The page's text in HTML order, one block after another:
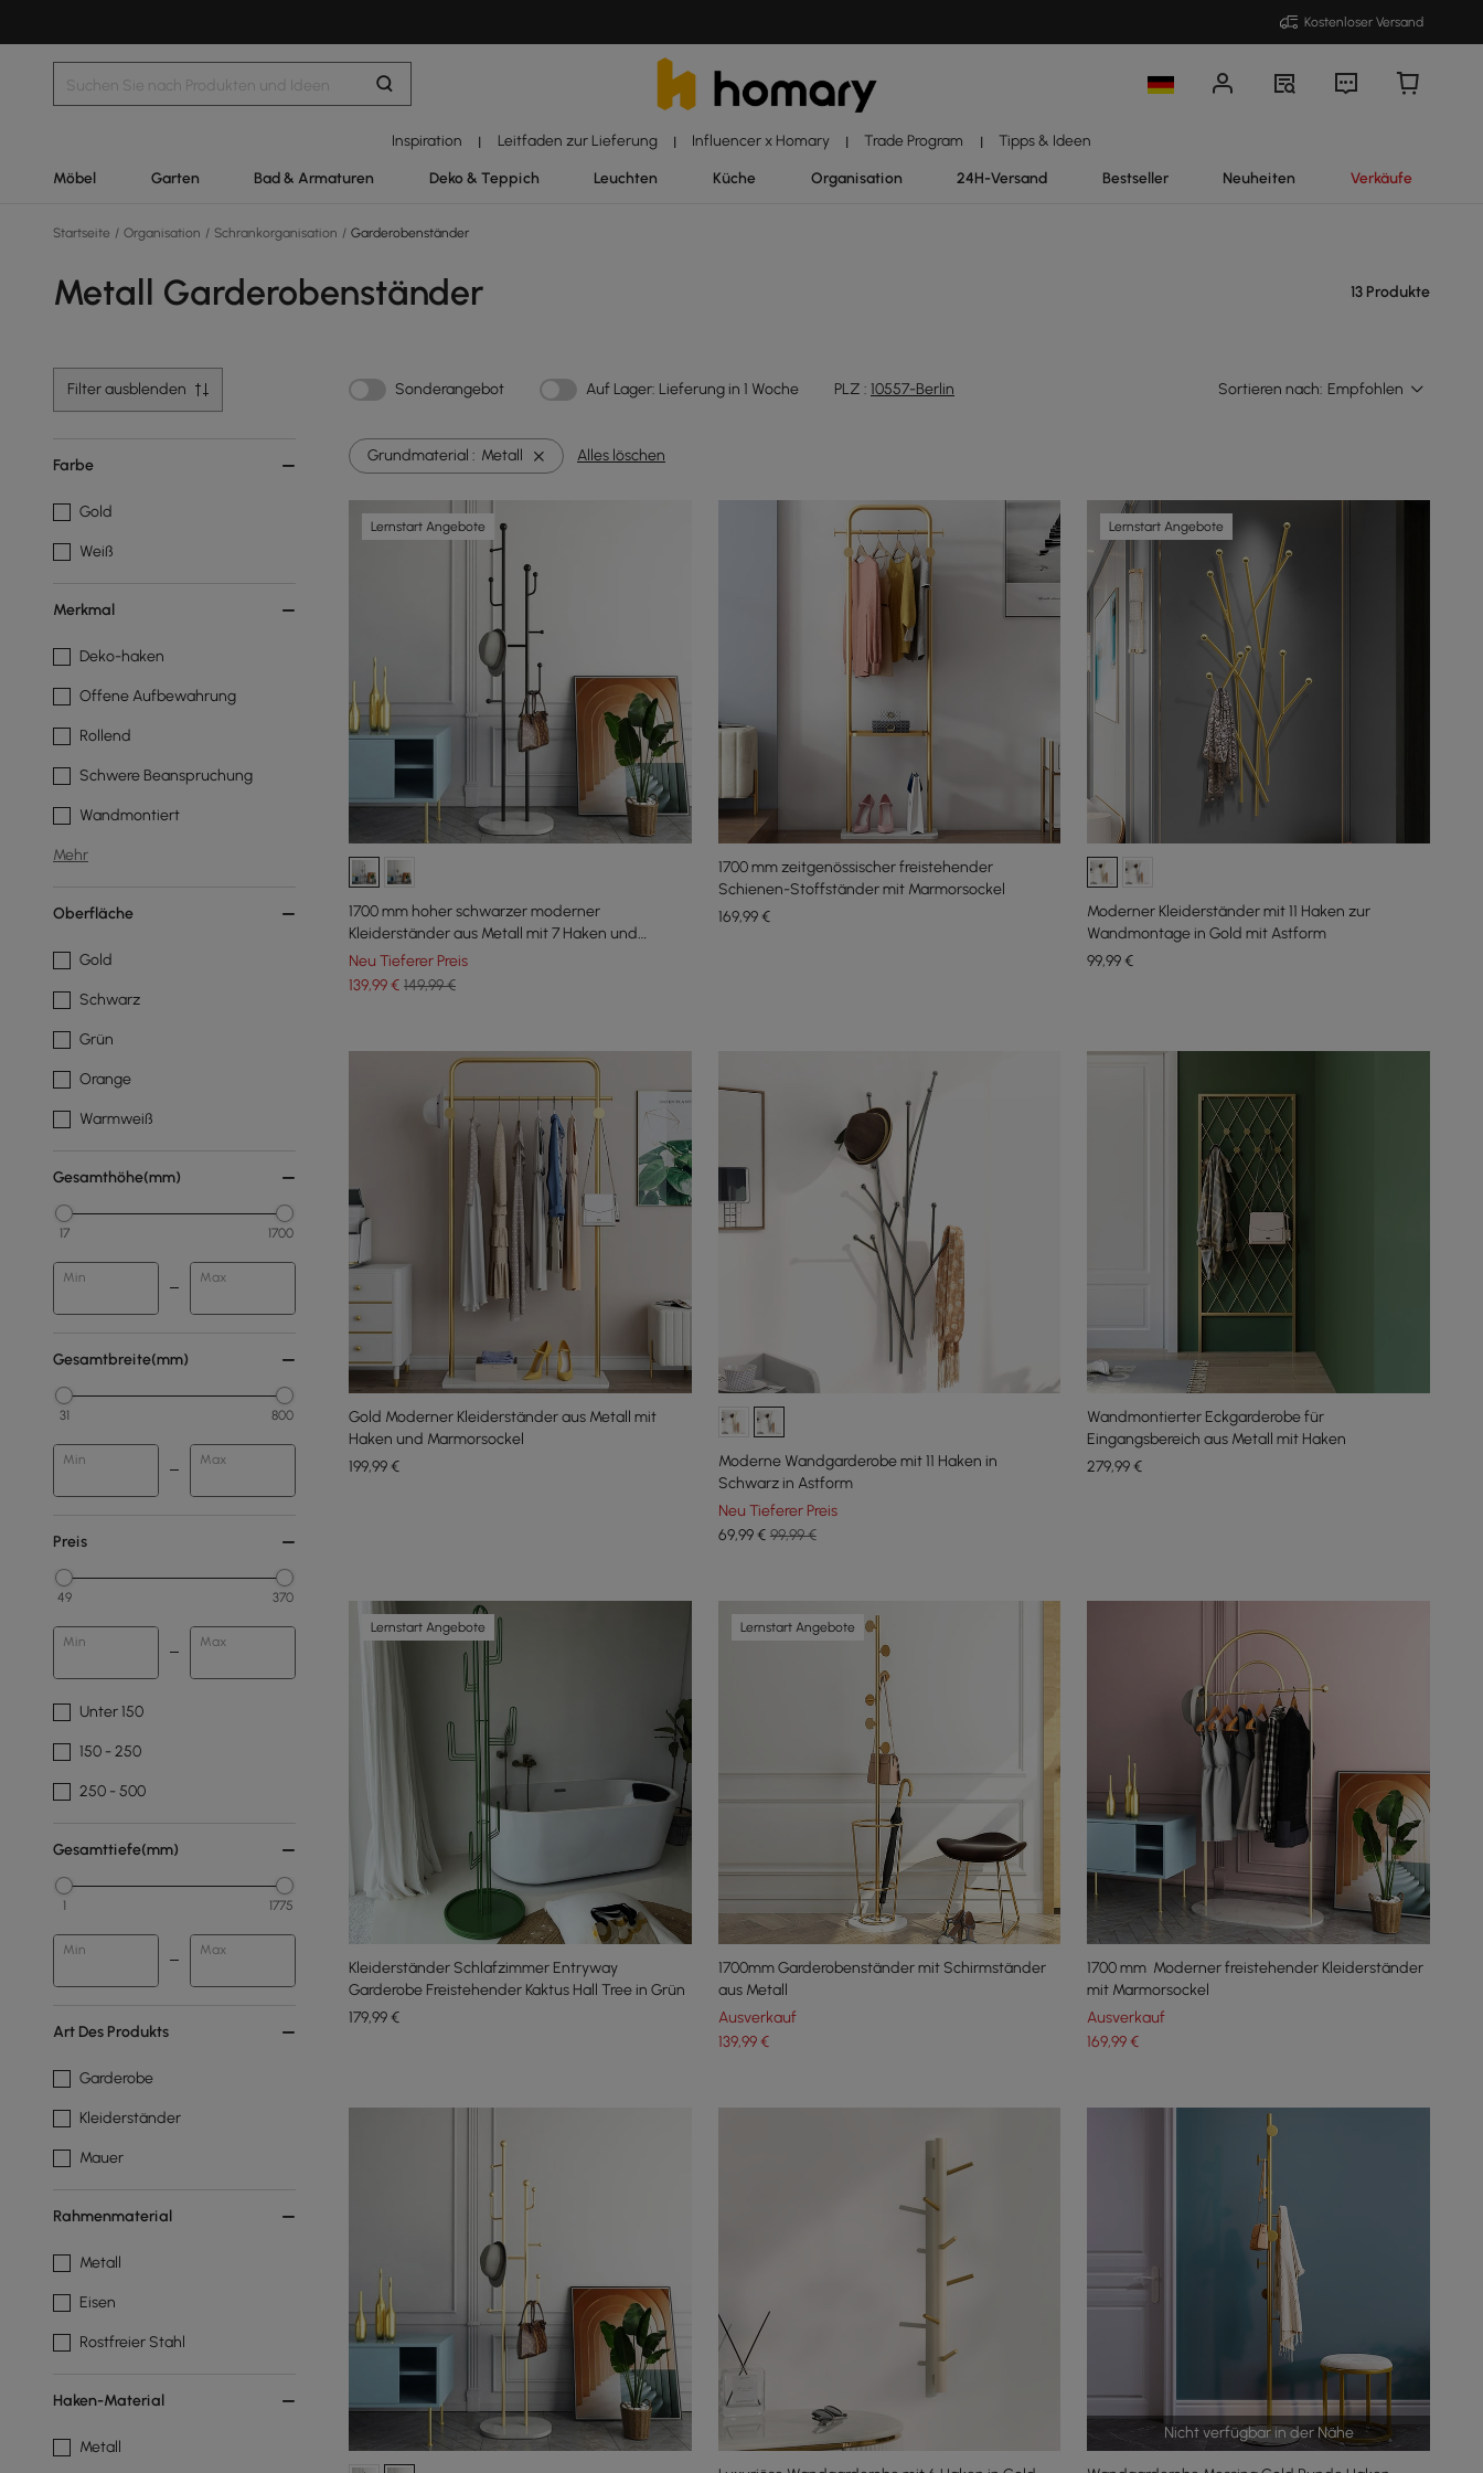
Kostenloser Versand
Inspiration | Leitfaden zur Lieferung | Influencer x Homary | Trade Program | Tipps & Ideen
Möbel Garten Bad & Armaturen Deko & Teppich Leuchten Küche Organisation 24H-Versand Bestseller Neuheiten Verkäufe
Startseite / Organisation / Schrankorganisation / Garderobenständer
Metall Garderobenständer 13 Produkte
Filter ausblenden Sonderangebot Auf Lager: Lieferung in 1 Woche PLZ : 10557-Berlin Sortieren nach: Empfohlen
Farbe
Gold
Weiß
Merkmal
Deko-haken
Offene Aufbewahrung
Rollend
Schwere Beanspruchung
Wandmontiert
Mehr
Oberfläche
Gold
Schwarz
Grün
Orange
Warmweiß
Gesamthöhe(mm)
17 1700
Min Max
Gesamtbreite(mm)
31 800
Min Max
Preis
49 370
Min Max
Unter 150
150 - 250
250 - 500
Gesamttiefe(mm)
1 1775
Min Max
Art Des Produkts
Garderobe
Kleiderständer
Mauer
Rahmenmaterial
Metall
Eisen
Rostfreier Stahl
Haken-Material
Metall
Grundmaterial : Metall Alles löschen
Lernstart Angebote
1700 mm hoher schwarzer moderner
Kleiderständer aus Metall mit 7 Haken und
Marmorsockel
Neu Tieferer Preis
139,99€ 149,99 €
1700 mm zeitgenössischer freistehender
Schienen-Stoffständer mit Marmorsockel
169,99€
Lernstart Angebote
Moderner Kleiderständer mit 11 Haken zur
Wandmontage in Gold mit Astform
99,99€
Gold Moderner Kleiderständer aus Metall mit
Haken und Marmorsockel
199,99€
Moderne Wandgarderobe mit 11 Haken in
Schwarz in Astform
Neu Tieferer Preis
69,99€ 99,99 €
Wandmontierter Eckgarderobe für
Eingangsbereich aus Metall mit Haken
279,99€
Lernstart Angebote
Kleiderständer Schlafzimmer Entryway
Garderobe Freistehender Kaktus Hall Tree in Grün
179,99€
Lernstart Angebote
1700mm Garderobenständer mit Schirmständer
aus Metall
Ausverkauf
139,99€
1700 mm Moderner freistehender Kleiderständer
mit Marmorsockel
Ausverkauf
169,99€
Nicht verfügbar in der Nähe